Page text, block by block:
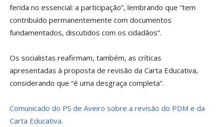
ferida no essencial: a participação”, lembrando que “tem
contribuído permanentemente com documentos
fundamentados, discutidos com os cidadãos”.
Os socialistas reafirmam, também, as críticas
apresentadas à proposta de revisão da Carta Educativa,
considerando que “é uma desgraça completa”.
Comunicado do PS de Aveiro sobre a revisão do PDM e da
Carta Educativa.